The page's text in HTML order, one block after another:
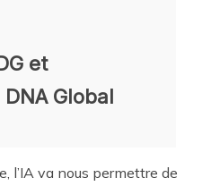
et
Global
l’IA va nous permettre de